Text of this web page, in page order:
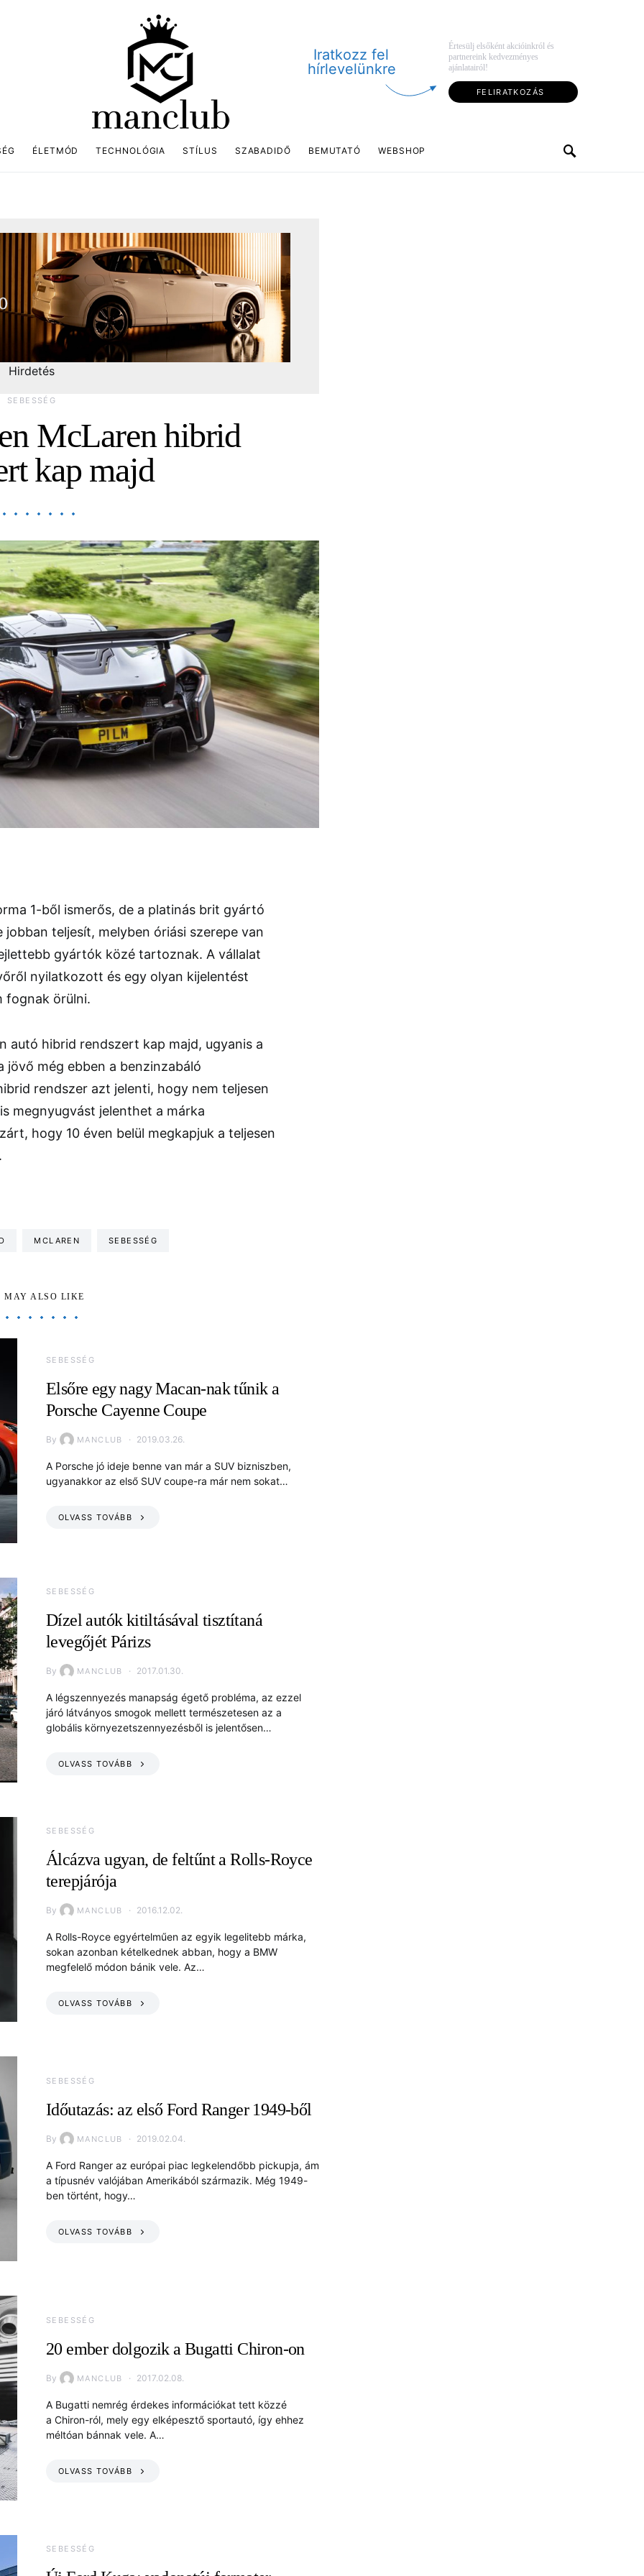
Iratkozz fel
hírlevelünkre
Értesülj elsőként akcióinkról és
partnereink kedvezményes
ajánlatairól!
FELIRATKOZÁS
ÉLETMÓD TECHNOLÓGIA STÍLUS SZABADIDŐ BEMUTATÓ WEBSHOP
Hirdetés
SEBESSÉG
McLaren hibrid
kap majd
1-ből ismerős, de a platinás brit gyártó
teljesít, melyben óriási szerepe van
gyártók közé tartoznak. A vállalat
nyilatkozott és egy olyan kijelentést
fognak örülni.
autó hibrid rendszert kap majd, ugyanis a
jövő még ebben a benzinzabáló
rendszer azt jelenti, hogy nem teljesen
megnyugvást jelenthet a márka
hogy 10 éven belül megkapjuk a teljesen
MCLAREN SEBESSÉG
MAY ALSO LIKE
SEBESSÉG
Elsőre egy nagy Macan-nak tűnik a
Porsche Cayenne Coupe
By MANCLUB 2019.03.26.
A Porsche jó ideje benne van már a SUV bizniszben,
ugyanakkor az első SUV coupe-ra már nem sokat…
OLVASS TOVÁBB
SEBESSÉG
Dízel autók kitiltásával tisztítaná
levegőjét Párizs
By MANCLUB 2017.01.30.
A légszennyezés manapság égető probléma, az ezzel
járó látványos smogok mellett természetesen az a
globális környezetszennyezésből is jelentősen…
OLVASS TOVÁBB
SEBESSÉG
Álcázva ugyan, de feltűnt a Rolls-Royce
terepjárója
By MANCLUB 2016.12.02.
A Rolls-Royce egyértelműen az egyik legelitebb márka,
sokan azonban kételkednek abban, hogy a BMW
megfelelő módon bánik vele. Az…
OLVASS TOVÁBB
SEBESSÉG
Időutazás: az első Ford Ranger 1949-ből
By MANCLUB 2019.02.04.
A Ford Ranger az európai piac legkelendőbb pickupja, ám
a típusnév valójában Amerikából származik. Még 1949-
ben történt, hogy…
OLVASS TOVÁBB
SEBESSÉG
20 ember dolgozik a Bugatti Chiron-on
By MANCLUB 2017.02.08.
A Bugatti nemrég érdekes információkat tett közzé
a Chiron-ról, mely egy elképesztő sportautó, így ehhez
méltóan bánnak vele. A…
OLVASS TOVÁBB
SEBESSÉG